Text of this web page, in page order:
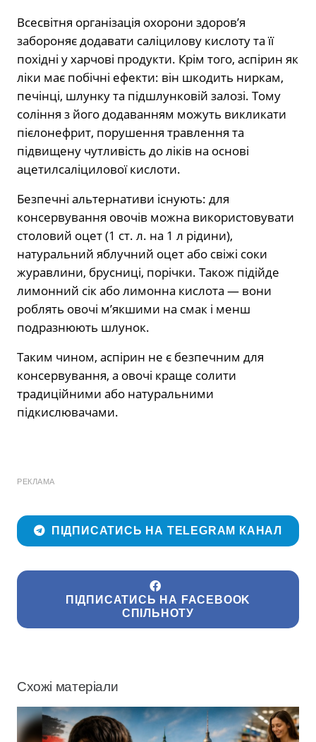
Всесвітня організація охорони здоров’я
забороняє додавати саліцилову кислоту та її
похідні у харчові продукти. Крім того, аспірин як
ліки має побічні ефекти: він шкодить ниркам,
печінці, шлунку та підшлунковій залозі. Тому
соління з його додаванням можуть викликати
пієлонефрит, порушення травлення та
підвищену чутливість до ліків на основі
ацетилсаліцилової кислоти.
Безпечні альтернативи існують: для
консервування овочів можна використовувати
столовий оцет (1 ст. л. на 1 л рідини),
натуральний яблучний оцет або свіжі соки
журавлини, брусниці, порічки. Також підійде
лимонний сік або лимонна кислота — вони
роблять овочі м’якшими на смак і менш
подразнюють шлунок.
Таким чином, аспірин не є безпечним для
консервування, а овочі краще солити
традиційними або натуральними
підкислювачами.
РЕКЛАМА
ПІДПИСАТИСЬ НА TELEGRAM КАНАЛ
ПІДПИСАТИСЬ НА FACEBOOK
СПІЛЬНОТУ
Схожі матеріали